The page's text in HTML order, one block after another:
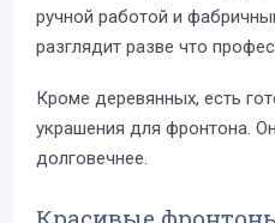
ручной работой и
разглядит разве что
Кроме деревянных, есть
украшения для фронтона.
долговечнее.